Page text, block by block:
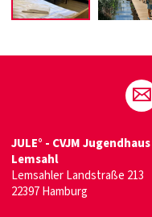
JULE° - CVJM Jugendhaus
Lemsahl
Lemsahler Landstraße 213
22397 Hamburg